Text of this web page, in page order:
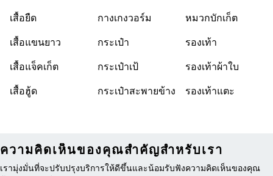
เสื้อยืด
เสื้อแขนยาว
เสื้อแจ็คเก็ต
เสื้อฮู้ด
กางเกงวอร์ม
กระเป๋า
กระเป๋าเป้
กระเป๋าสะพายข้าง
หมวกบักเก็ต
รองเท้า
รองเท้าผ้าใบ
รองเท้าแตะ
ความคิดเห็นของคุณสำคัญสำหรับเรา
เรามุ่งมั่นที่จะปรับปรุงบริการให้ดีขึ้นและน้อมรับฟังความคิดเห็นของคุณ